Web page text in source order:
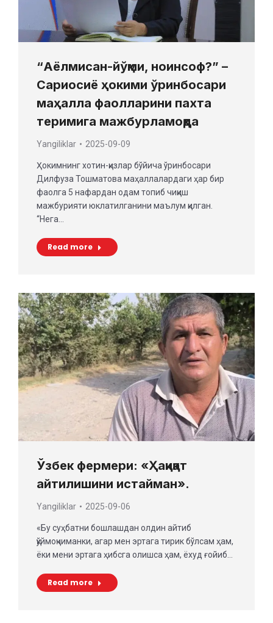
“Аёлмисан-йўқми, ноинсоф?” –
Сариосиё ҳокими ўринбосари
маҳалла фаолларини пахта
теримига мажбурламоқда
Yangiliklar 2025-09-09
Ҳокимнинг хотин-қизлар бўйича ўринбосари
Дилфуза Тошматова маҳаллалардаги ҳар бир
фаолга 5 нафардан одам топиб чиқиш
мажбурияти юклатилганини маълум қилган.
“Нега…
Read more
Ўзбек фермери: «Ҳақиқат
айтилишини истайман».
Yangiliklar 2025-09-06
«Бу суҳбатни бошлашдан олдин айтиб
қўймоқчиманки, агар мен эртага тирик бўлсам ҳам,
ёки мени эртага ҳибсга олишса ҳам, ёхуд ғойиб…
Read more